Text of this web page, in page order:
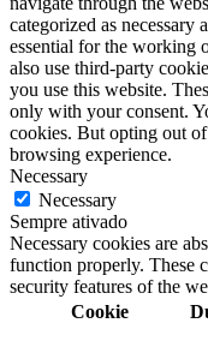
categorized as necessary
essential for the working
also use third-party
you use this website.
only with your consent.
cookies. But opting out
browsing experience.
Necessary
Necessary
Sempre ativado
Necessary cookies are
function properly. These
security features of the
Cookie